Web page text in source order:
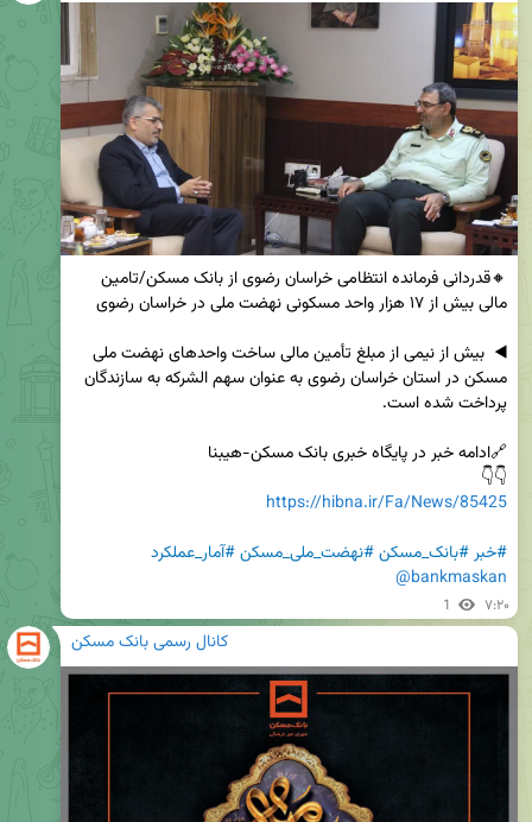
👇👇
https://hibna.ir/Fa/News/85425
#خبر#بانک_مسکن#نهضت_ملی_مسکن#آمار_عملکرد
@bankmaskan
1 ۷:۲۰
کانال رسمی بانک مسکن